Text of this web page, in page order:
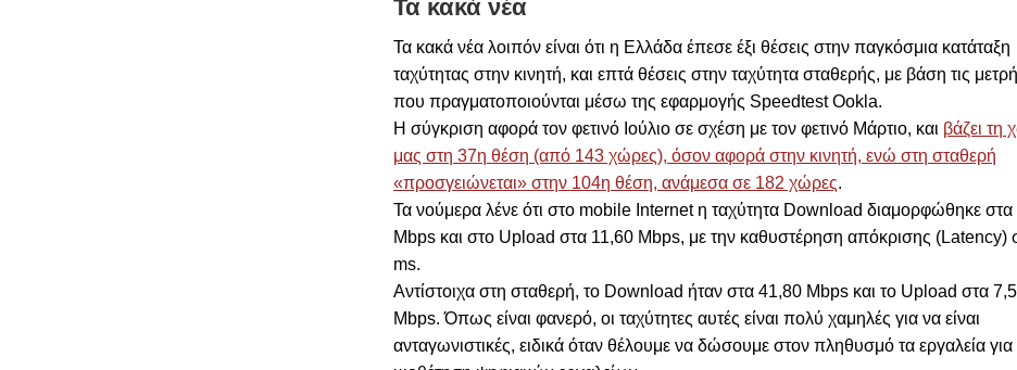
Τα κακά νέα
Τα κακά νέα λοιπόν είναι ότι η Ελλάδα έπεσε έξι θέσεις στην παγκόσμια κατάταξη
ταχύτητας στην κινητή, και επτά θέσεις στην ταχύτητα σταθερής, με βάση τις
που πραγματοποιούνται μέσω της εφαρμογής Speedtest Ookla.
H σύγκριση αφορά τον φετινό Ιούλιο σε σχέση με τον φετινό Μάρτιο, και βάζει τη
μας στη 37η θέση (από 143 χώρες), όσον αφορά στην κινητή, ενώ στη σταθερή
«προσγειώνεται» στην 104η θέση, ανάμεσα σε 182 χώρες.
Τα νούμερα λένε ότι στο mobile Internet η ταχύτητα Download διαμορφώθηκε
Mbps και στο Upload στα 11,60 Mbps, με την καθυστέρηση απόκρισης (Latency)
ms.
Αντίστοιχα στη σταθερή, το Download ήταν στα 41,80 Mbps και το Upload στα
Mbps. Όπως είναι φανερό, οι ταχύτητες αυτές είναι πολύ χαμηλές για να είναι
ανταγωνιστικές, ειδικά όταν θέλουμε να δώσουμε στον πληθυσμό τα εργαλεία για